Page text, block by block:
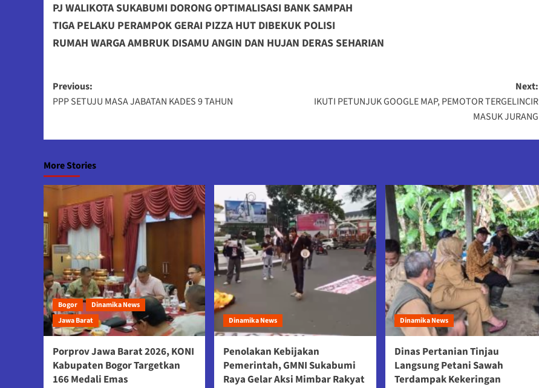
PJ WALIKOTA SUKABUMI DORONG OPTIMALISASI BANK SAMPAH
TIGA PELAKU PERAMPOK GERAI PIZZA HUT DIBEKUK POLISI
RUMAH WARGA AMBRUK DISAMU ANGIN DAN HUJAN DERAS SEHARIAN
Post
navigation
Previous:
PPP SETUJU MASA JABATAN KADES 9 TAHUN
Next:
IKUTI PETUNJUK GOOGLE MAP, PEMOTOR TERGELINCIR
MASUK JURANG
More Stories
Bogor
Dinamika News
Jawa Barat
Porprov Jawa Barat 2026, KONI
Kabupaten Bogor Targetkan
166 Medali Emas
Dinamika News
Penolakan Kebijakan
Pemerintah, GMNI Sukabumi
Raya Gelar Aksi Mimbar Rakyat
Dinamika News
Dinas Pertanian Tinjau
Langsung Petani Sawah
Terdampak Kekeringan